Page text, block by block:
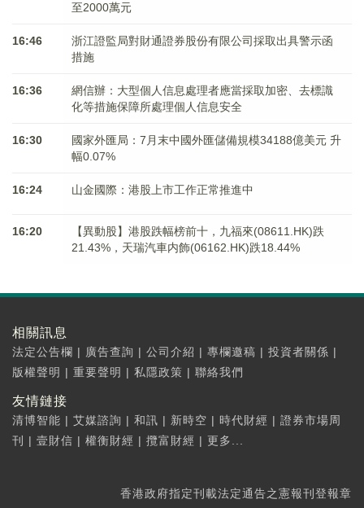
至2000萬元
16:46
浙江證監局對財通證券股份有限公司採取出具警示函
措施
16:36
網信辦：大型個人信息處理者應當採取加密、去標識
化等措施保障所處理個人信息安全
16:30
國家外匯局：7月末中國外匯儲備規模34188億美元 升
幅0.07%
16:24 山金國際：港股上市工作正常推進中
16:20
【異動股】港股跌幅榜前十，九福來(08611.HK)跌
21.43%，天瑞汽車内飾(06162.HK)跌18.44%
相關訊息
法定公告欄 | 廣告查詢 | 公司介紹 | 專欄邀稿 | 投資者關係 |
版權聲明 | 重要聲明 | 私隱政策 | 聯絡我們
友情鏈接
清博智能 | 艾媒諮詢 | 和訊 | 新時空 | 時代財經 | 證券市場周
刊
| 壹財信 | 權衡財經 | 攬富財經 | 更多...
香港政府指定刊載法定通告之憲報刊登報章